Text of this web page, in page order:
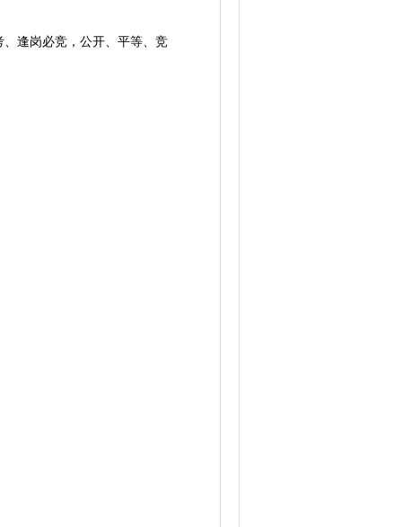
逢岗必竞，公开、平等、竞